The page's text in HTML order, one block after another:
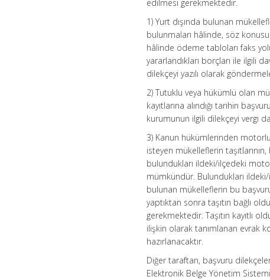
edilmesi gerekmektedir.
1) Yurt dışında bulunan
bulunmaları hâlinde, söz
hâlinde ödeme tabloları faks
yararlandıkları borçları ile ilgili
dilekçeyi yazılı olarak
2) Tutuklu veya hükümlü olan
kayıtlarına alındığı tarihin
kurumunun ilgili dilekçeyi vergi
3) Kanun hükümlerinden
isteyen mükelleflerin
bulundukları ildeki/ilçedeki
mümkündür. Bulundukları
bulunan mükelleflerin bu
yaptıktan sonra taşıtın bağlı
gerekmektedir. Taşıtın kayıtlı
ilişkin olarak tanımlanan evrak
hazırlanacaktır.
Diğer taraftan, başvuru
Elektronik Belge Yönetim